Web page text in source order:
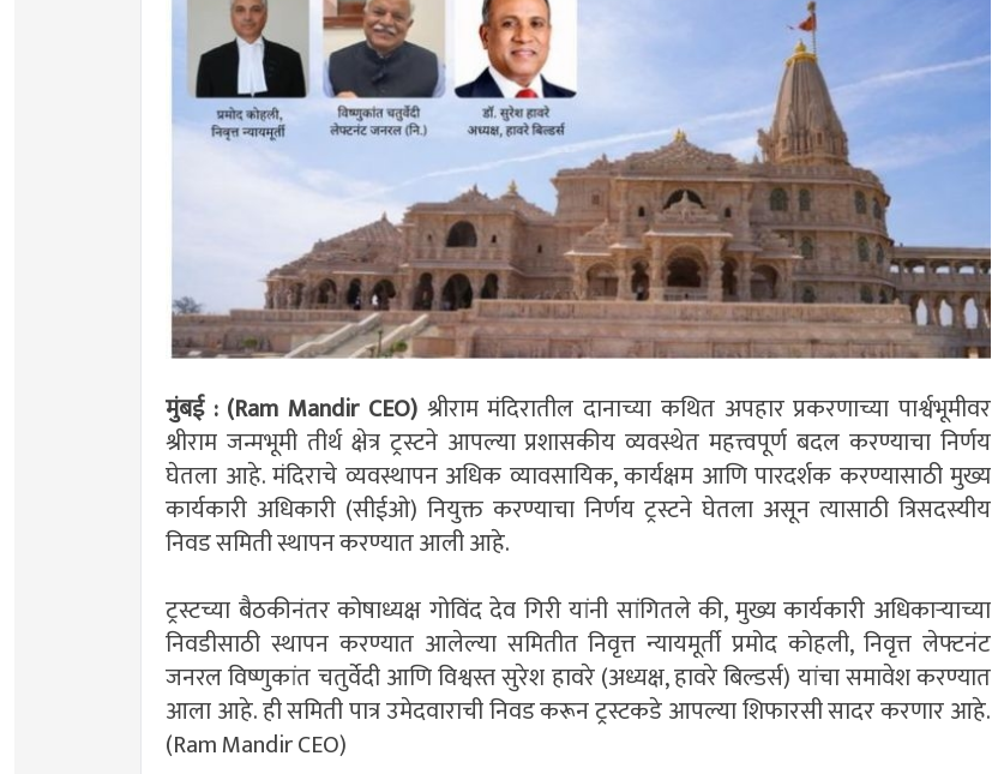
मुंबई : (Ram Mandir CEO) श्रीराम मंदिरातील दानाच्या कथित अपहार प्रकरणाच्या पार्श्वभूमीवर
श्रीराम जन्मभूमी तीर्थ क्षेत्र ट्रस्टने आपल्या प्रशासकीय व्यवस्थेत महत्त्वपूर्ण बदल करण्याचा निर्णय
घेतला आहे. मंदिराचे व्यवस्थापन अधिक व्यावसायिक, कार्यक्षम आणि पारदर्शक करण्यासाठी मुख्य
कार्यकारी अधिकारी (सीईओ) नियुक्त करण्याचा निर्णय ट्रस्टने घेतला असून त्यासाठी त्रिसदस्यीय
निवड समिती स्थापन करण्यात आली आहे.
ट्रस्टच्या बैठकीनंतर कोषाध्यक्ष गोविंद देव गिरी यांनी सांगितले की, मुख्य कार्यकारी अधिकाऱ्याच्या
निवडीसाठी स्थापन करण्यात आलेल्या समितीत निवृत्त न्यायमूर्ती प्रमोद कोहली, निवृत्त लेफ्टनंट
जनरल विष्णुकांत चतुर्वेदी आणि विश्वस्त सुरेश हावरे (अध्यक्ष, हावरे बिल्डर्स) यांचा समावेश करण्यात
आला आहे. ही समिती पात्र उमेदवाराची निवड करून ट्रस्टकडे आपल्या शिफारसी सादर करणार आहे.
(Ram Mandir CEO)